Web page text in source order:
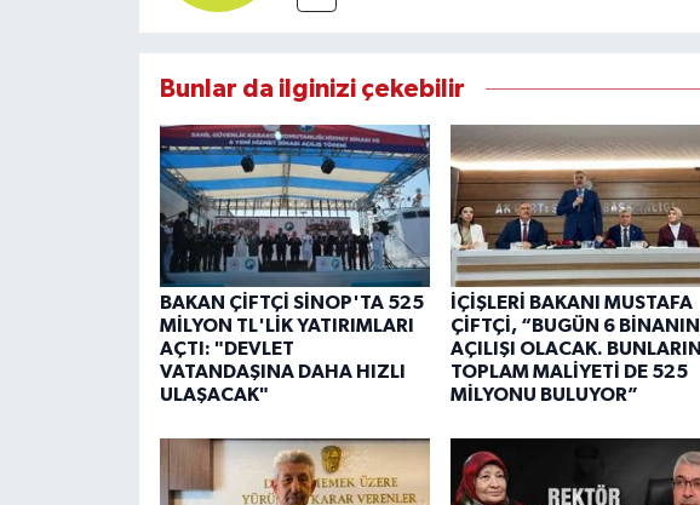
Bunlar da ilginizi çekebilir
BAKAN ÇİFTÇİ SİNOP'TA 525
MİLYON TL'LİK YATIRIMLARI
AÇTI: "DEVLET
VATANDAŞINA DAHA HIZLI
ULAŞACAK"
İÇİŞLERİ BAKANI MUSTAFA
ÇİFTÇİ, “BUGÜN 6 BİNANIN
AÇILIŞI OLACAK. BUNLARIN
TOPLAM MALİYETİ DE 525
MİLYONU BULUYOR”